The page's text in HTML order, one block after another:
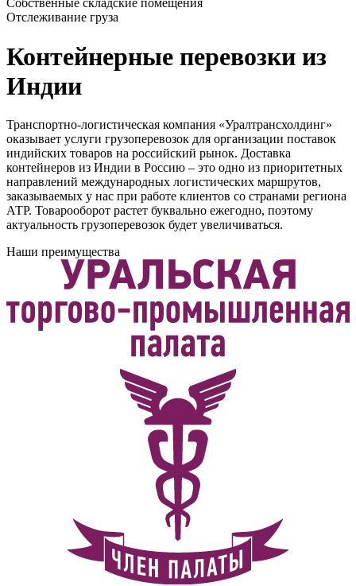
Собственные складские помещения
Отслеживание груза
Контейнерные перевозки из
Индии
Транспортно-логистическая компания «Уралтрансхолдинг»
оказывает услуги грузоперевозок для организации поставок
индийских товаров на российский рынок. Доставка
контейнеров из Индии в Россию – это одно из приоритетных
направлений международных логистических маршрутов,
заказываемых у нас при работе клиентов со странами региона
АТР. Товарооборот растет буквально ежегодно, поэтому
актуальность грузоперевозок будет увеличиваться.
Наши преимущества